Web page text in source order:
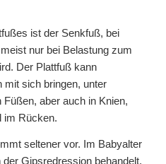
ist der Senkfuß, bei
nur bei Belastung zum
Der Plattfuß kann
sich bringen, unter
aber auch in Knien,
im Rücken.
seltener vor. Im Babyalter
Gipsredression behandelt,